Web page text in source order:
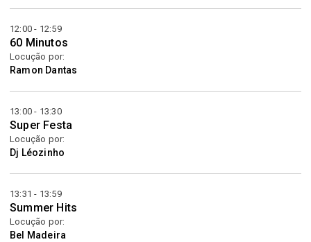
12:00 - 12:59
60 Minutos
Locução por:
Ramon Dantas
13:00 - 13:30
Super Festa
Locução por:
Dj Léozinho
13:31 - 13:59
Summer Hits
Locução por:
Bel Madeira